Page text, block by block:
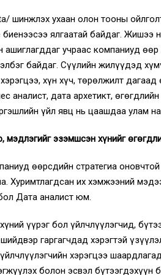
шинжлэх ухаан олон тооны
ялгаатай байдаг. Жишээ
ашиглагддаг учраас компаниуд өөр
байдаг. Сүүлийн жилүүдэд
хүн хүч, төрөлжилт
аналист, дата архетикт,
үйл явц нь цаашдаа улам
мэдлэгийг эзэмшсэн хүнийг
өөрсдийн стратегиа
Хуримтлагдсан их хэмжээний
Дата аналист юм.
үүрэг бол үйлчлүүлэгчид,
гаргагчдад хэрэгтэй
хэрэгцээ
болон эсвэл